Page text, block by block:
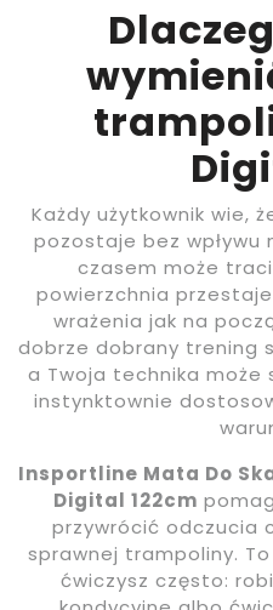
Każdy użytkownik wie,
pozostaje bez wpływu
czasem może
powierzchnia
wrażenia jak na
dobrze dobrany trening
a Twoja technika może
instynktownie
Insportline Mata Do
Digital 122cm
przywrócić odczucia
sprawnej trampoliny.
ćwiczysz często: